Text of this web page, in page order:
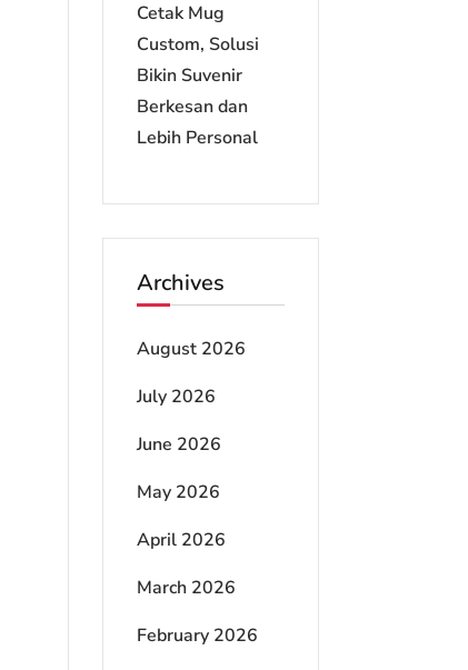
Cetak Mug
Custom, Solusi
Bikin Suvenir
Berkesan dan
Lebih Personal
Archives
August 2026
July 2026
June 2026
May 2026
April 2026
March 2026
February 2026